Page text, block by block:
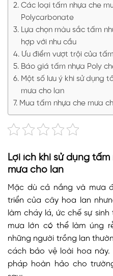
Các loại tấm nhựa che
Polycarbonate
Lựa chọn màu sắc tấm
hợp với nhu cầu
Ưu điểm vượt trội của
Báo giá tấm nhựa Poly
Một số lưu ý khi sử dụng
mưa cho lan
Mua tấm nhựa che mưa
Lợi ích khi sử dụng
mưa cho lan
Mặc dù cả nắng và mưa
triển của cây hoa lan
làm cháy lá, ức chế sự
mưa lớn có thể làm úng
những người trồng lan
cách bảo vệ loài hoa này.
pháp hoàn hảo cho